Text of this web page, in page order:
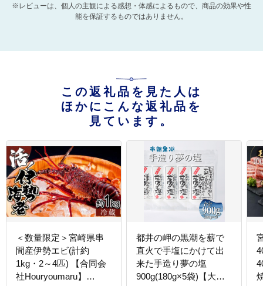
※レビューは、個人の主観による感想・体感によるもので、商品の効果や性
能を保証するものではありません。
この返礼品を見た人は
ほかにこんな返礼品を
見ています。
＜数量限定＞宮崎県串
間産伊勢エビ(計約
1kg・2～4匹) 【合同会
社Houryoumaru】
都井の岬の黒潮を薪で
直火で手塩にかけて出
来た手造り夢の塩
900g(180g×5袋)【大田